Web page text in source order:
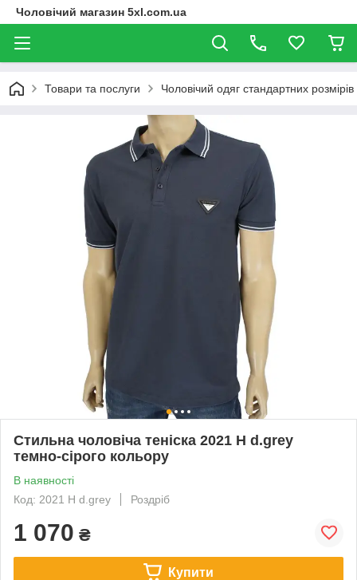
Чоловічий магазин 5xl.com.ua
Товари та послуги Чоловічий одяг стандартних розмірів
Стильна чоловіча теніска 2021 H d.grey
темно-сірого кольору
В наявності
Код: 2021 H d.grey
Роздріб
1 070 ₴
Купити